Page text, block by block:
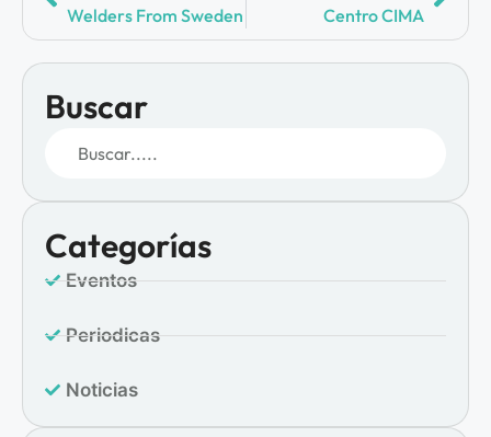
Welders From Sweden Centro CIMA
Buscar
Categorías
Eventos
Periodicas
Noticias